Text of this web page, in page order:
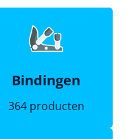
Bindingen
364 producten